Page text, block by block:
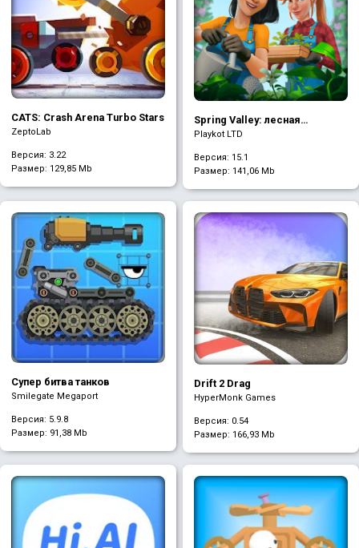
CATS: Crash Arena Turbo Stars
ZeptoLab
Версия: 3.22
Размер: 129,85 Mb
Spring Valley: лесная
деревня
Playkot LTD
Версия: 15.1
Размер: 141,06 Mb
Супер битва танков
Smilegate Megaport
Версия: 5.9.8
Размер: 91,38 Mb
Drift 2 Drag
HyperMonk Games
Версия: 0.54
Размер: 166,93 Mb